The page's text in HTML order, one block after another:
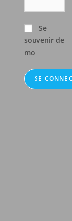
Se
souvenir de
moi